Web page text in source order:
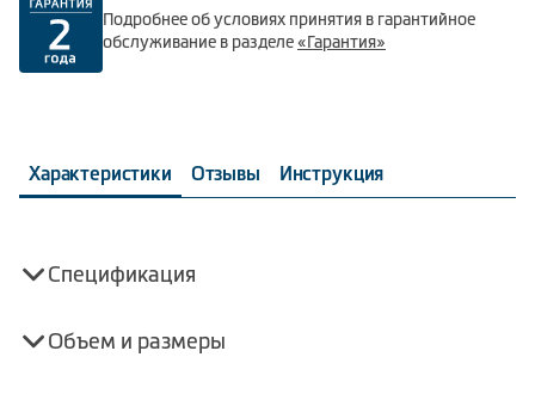
Подробнее об условиях принятия в гарантийное
обслуживание в разделе«Гарантия»
Характеристики Отзывы Инструкция
Спецификация
Объем и размеры